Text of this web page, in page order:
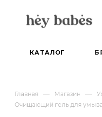
КАТАЛОГ
Главная — Магазин —
Очищающий гель для